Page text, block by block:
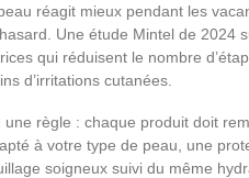
réagit mieux pendant les
Une étude Mintel de 2024
qui réduisent le nombre
d’irritations cutanées.
une règle : chaque produit doit
à votre type de peau, une
soigneux suivi du même